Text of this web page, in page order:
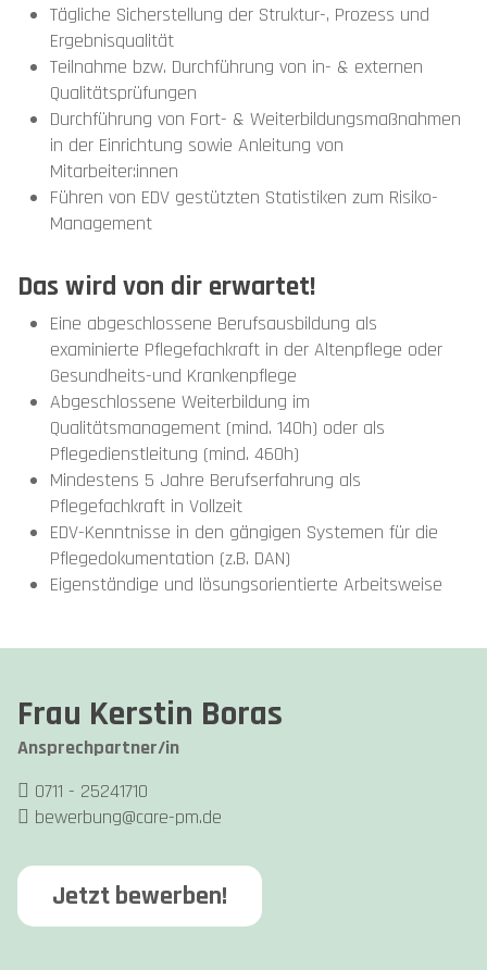
Tägliche Sicherstellung der Struktur-, Prozess und
Ergebnisqualität
Teilnahme bzw. Durchführung von in- & externen
Qualitätsprüfungen
Durchführung von Fort- & Weiterbildungsmaßnahmen
in der Einrichtung sowie Anleitung von
Mitarbeiter:innen
Führen von EDV gestützten Statistiken zum Risiko-
Management
Das wird von dir erwartet!
Eine abgeschlossene Berufsausbildung als
examinierte Pflegefachkraft in der Altenpflege oder
Gesundheits-und Krankenpflege
Abgeschlossene Weiterbildung im
Qualitätsmanagement (mind. 140h) oder als
Pflegedienstleitung (mind. 460h)
Mindestens 5 Jahre Berufserfahrung als
Pflegefachkraft in Vollzeit
EDV-Kenntnisse in den gängigen Systemen für die
Pflegedokumentation (z.B. DAN)
Eigenständige und lösungsorientierte Arbeitsweise
Frau Kerstin Boras
Ansprechpartner/in
0711 - 25241710
bewerbung@care-pm.de
Jetzt bewerben!